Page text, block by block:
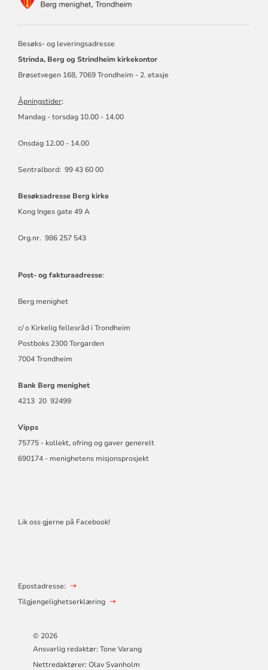
Besøks- og leveringsadresse
Strinda, Berg og Strindheim kirkekontor
Brøsetvegen 168, 7069 Trondheim - 2. etasje
Åpningstider:
Mandag - torsdag 10.00 - 14.00
Onsdag 12.00 - 14.00
Sentralbord: 99 43 60 00
Besøksadresse Berg kirke
Kong Inges gate 49 A
Org.nr. 986 257 543
Post- og fakturaadresse:
Berg menighet
c/ o Kirkelig fellesråd i Trondheim
Postboks 2300 Torgarden
7004 Trondheim
Bank Berg menighet
4213 20 92499
Vipps
75775 - kollekt, ofring og gaver generelt
690174 - menighetens misjonsprosjekt
Lik oss gjerne på Facebook!
Epostadresse:
Tilgjengelighetserklæring
© 2026
Ansvarlig redaktør: Tone Varang
Nettredaktører: Olav Svanholm